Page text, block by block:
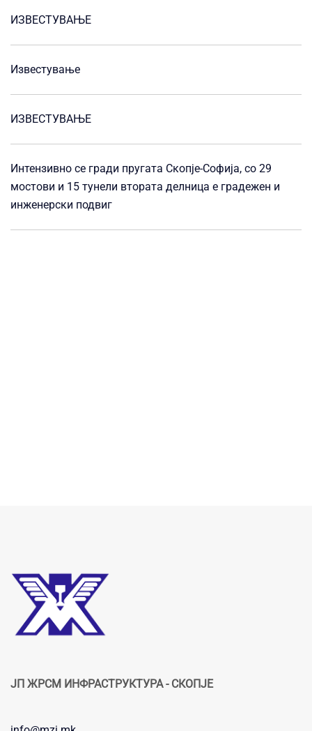
ИЗВЕСТУВАЊЕ
Известување
ИЗВЕСТУВАЊЕ
Интензивно се гради пругата Скопје-Софија, со 29
мостови и 15 тунели втората делница е градежен и
инженерски подвиг
ЈП ЖРСМ ИНФРАСТРУКТУРА - СКОПЈЕ